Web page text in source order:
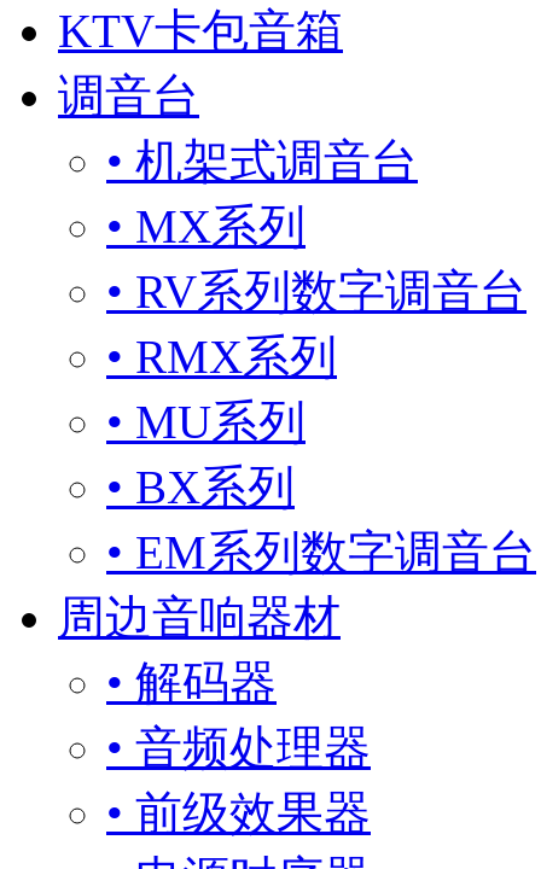
KTV卡包音箱
调音台
• 机架式调音台
• MX系列
• RV系列数字调音台
• RMX系列
• MU系列
• BX系列
• EM系列数字调音台
周边音响器材
• 解码器
• 音频处理器
• 前级效果器